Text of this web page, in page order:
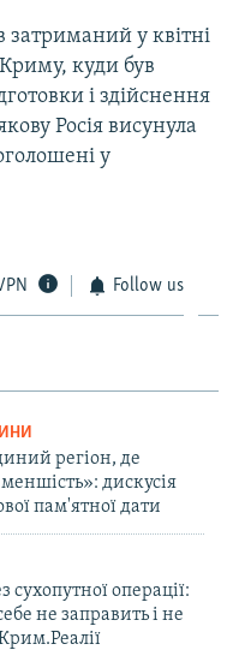
у квітні
куди був
і здійснення
Росія висунула
у
Follow us
регіон, де
дискусія
пам'ятної дати
сухопутної операції:
не заправить і не